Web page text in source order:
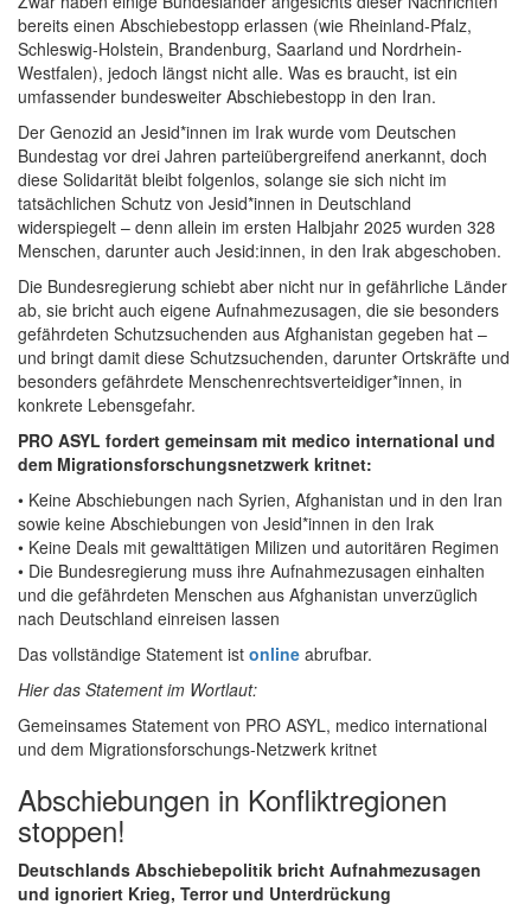
bereits einen Abschiebestopp erlassen (wie Rheinland-Pfalz,
Schleswig-Holstein, Brandenburg, Saarland und Nordrhein-
Westfalen), jedoch längst nicht alle. Was es braucht, ist ein
umfassender bundesweiter Abschiebestopp in den Iran.
Der Genozid an Jesid*innen im Irak wurde vom Deutschen
Bundestag vor drei Jahren parteiübergreifend anerkannt, doch
diese Solidarität bleibt folgenlos, solange sie sich nicht im
tatsächlichen Schutz von Jesid*innen in Deutschland
widerspiegelt – denn allein im ersten Halbjahr 2025 wurden 328
Menschen, darunter auch Jesid:innen, in den Irak abgeschoben.
Die Bundesregierung schiebt aber nicht nur in gefährliche Länder
ab, sie bricht auch eigene Aufnahmezusagen, die sie besonders
gefährdeten Schutzsuchenden aus Afghanistan gegeben hat –
und bringt damit diese Schutzsuchenden, darunter Ortskräfte und
besonders gefährdete Menschenrechtsverteidiger*innen, in
konkrete Lebensgefahr.
PRO ASYL fordert gemeinsam mit medico international und
dem Migrationsforschungsnetzwerk kritnet:
• Keine Abschiebungen nach Syrien, Afghanistan und in den Iran
sowie keine Abschiebungen von Jesid*innen in den Irak
• Keine Deals mit gewalttätigen Milizen und autoritären Regimen
• Die Bundesregierung muss ihre Aufnahmezusagen einhalten
und die gefährdeten Menschen aus Afghanistan unverzüglich
nach Deutschland einreisen lassen
Das vollständige Statement ist online abrufbar.
Hier das Statement im Wortlaut:
Gemeinsames Statement von PRO ASYL, medico international
und dem Migrationsforschungs-Netzwerk kritnet
Abschiebungen in Konfliktregionen
stoppen!
Deutschlands Abschiebepolitik bricht Aufnahmezusagen
und ignoriert Krieg, Terror und Unterdrückung